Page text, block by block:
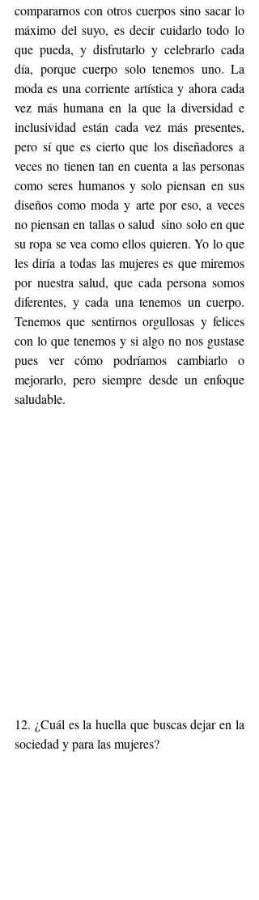
compararnos con otros cuerpos sino sacar lo
máximo del suyo, es decir cuidarlo todo lo
que pueda, y disfrutarlo y celebrarlo cada
día, porque cuerpo solo tenemos uno. La
moda es una corriente artística y ahora cada
vez más humana en la que la diversidad e
inclusividad están cada vez más presentes,
pero sí que es cierto que los diseñadores a
veces no tienen tan en cuenta a las personas
como seres humanos y solo piensan en sus
diseños como moda y arte por eso, a veces
no piensan en tallas o salud  sino solo en que
su ropa se vea como ellos quieren. Yo lo que
les diría a todas las mujeres es que miremos
por nuestra salud, que cada persona somos
diferentes, y cada una tenemos un cuerpo.
Tenemos que sentirnos orgullosas y felices
con lo que tenemos y si algo no nos gustase
pues ver cómo podríamos cambiarlo o
mejorarlo, pero siempre desde un enfoque
saludable.
12. ¿Cuál es la huella que buscas dejar en la
sociedad y para las mujeres?